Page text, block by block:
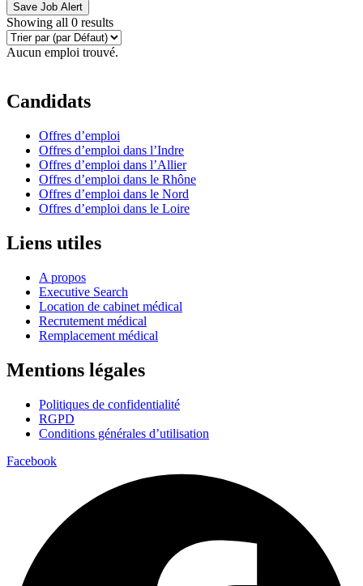
Save Job Alert
Showing all 0 results
Aucun emploi trouvé.
Candidats
Offres d’emploi
Offres d’emploi dans l’Indre
Offres d’emploi dans l’Allier
Offres d’emploi dans le Rhône
Offres d’emploi dans le Nord
Offres d’emploi dans le Loire
Liens utiles
A propos
Executive Search
Location de cabinet médical
Recrutement médical
Remplacement médical
Mentions légales
Politiques de confidentialité
RGPD
Conditions générales d’utilisation
Facebook